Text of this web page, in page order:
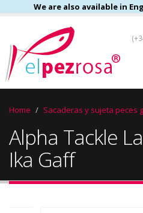
We are also available in
Home Sacaderas y sujeta peces
Alpha Tackle
Ika Gaff